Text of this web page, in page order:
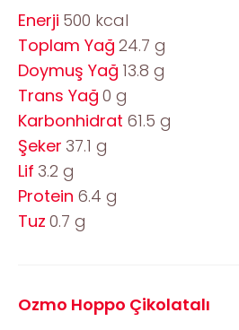
Enerji 500 kcal
Toplam Yağ 24.7 g
Doymuş Yağ 13.8 g
Trans Yağ 0 g
Karbonhidrat 61.5 g
Şeker 37.1 g
Lif 3.2 g
Protein 6.4 g
Tuz 0.7 g
Ozmo Hoppo Çikolatalı